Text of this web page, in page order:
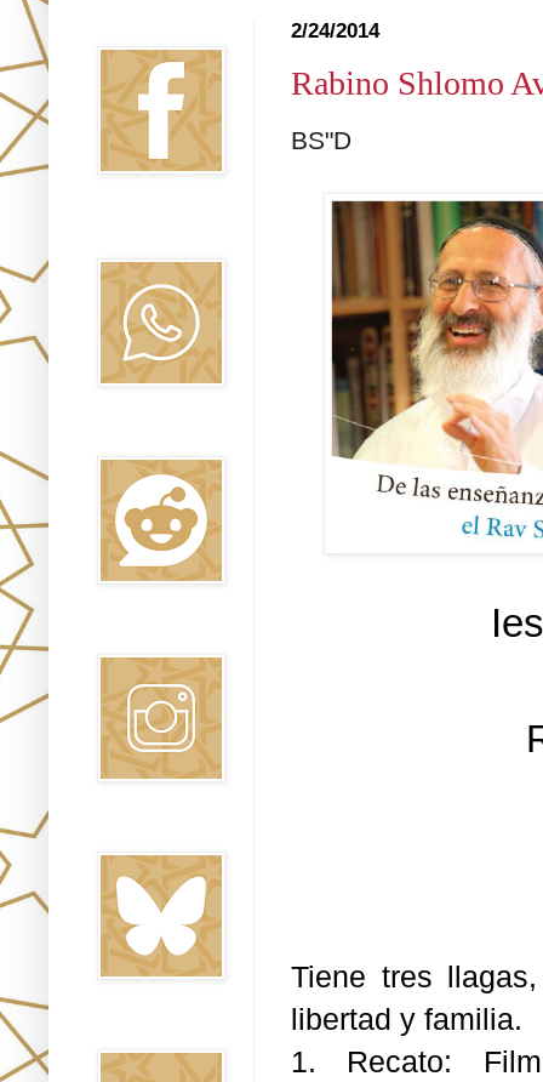
2/24/2014
Rabino Shlomo
BS"D
Tiene tres
libertad y familia.
1. Recato: